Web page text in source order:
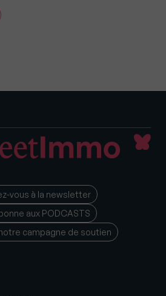
vous à la newsletter
aux PODCASTS
campagne de soutien